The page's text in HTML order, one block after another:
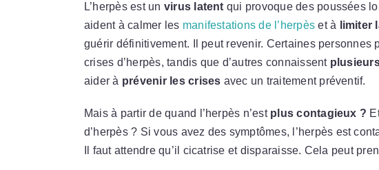
L’herpès est un virus latent qui provoque des poussées
aident à calmer les manifestations de l’herpès et à limiter
guérir définitivement. Il peut revenir. Certaines personnes
crises d’herpès, tandis que d’autres connaissent
aider à prévenir les crises avec un traitement préventif.
Mais à partir de quand l’herpès n’est plus contagieux ?
d’herpès ? Si vous avez des symptômes, l’herpès est
Il faut attendre qu’il cicatrise et disparaisse. Cela peut